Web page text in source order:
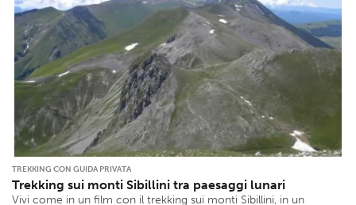
TREKKING CON GUIDA PRIVATA
Trekking sui monti Sibillini tra paesaggi lunari
Vivi come in un film con il trekking sui monti Sibillini, in un